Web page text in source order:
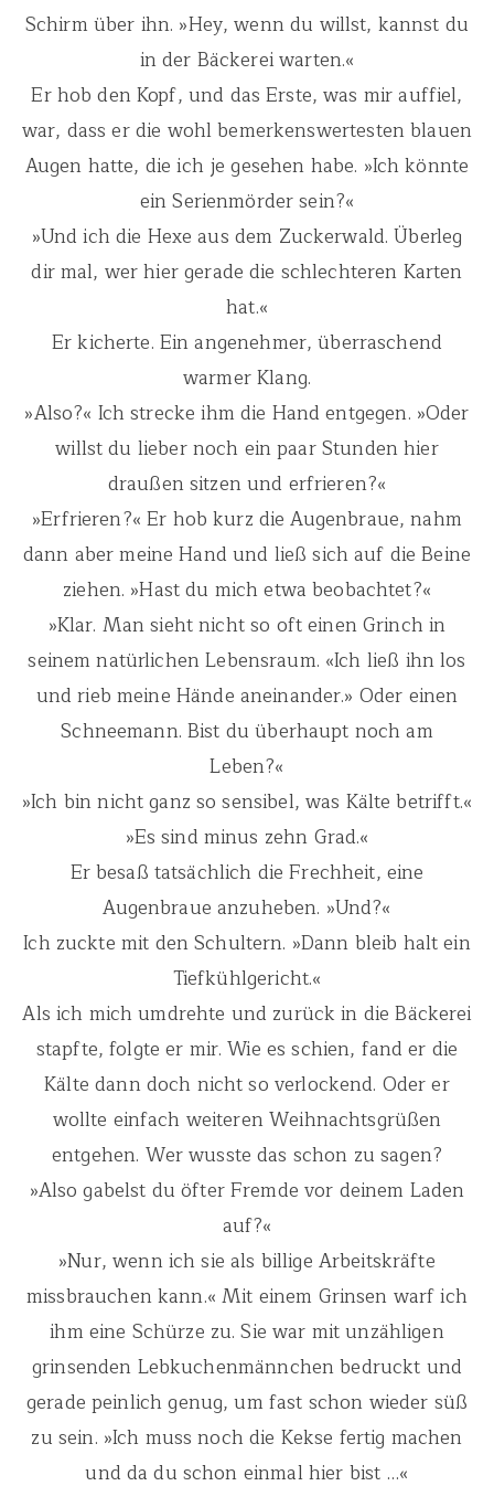
Schirm über ihn. »Hey, wenn du willst, kannst du
in der Bäckerei warten.«
Er hob den Kopf, und das Erste, was mir auffiel,
war, dass er die wohl bemerkenswertesten blauen
Augen hatte, die ich je gesehen habe. »Ich könnte
ein Serienmörder sein?«
»Und ich die Hexe aus dem Zuckerwald. Überleg
dir mal, wer hier gerade die schlechteren Karten
hat.«
Er kicherte. Ein angenehmer, überraschend
warmer Klang.
»Also?« Ich strecke ihm die Hand entgegen. »Oder
willst du lieber noch ein paar Stunden hier
draußen sitzen und erfrieren?«
»Erfrieren?« Er hob kurz die Augenbraue, nahm
dann aber meine Hand und ließ sich auf die Beine
ziehen. »Hast du mich etwa beobachtet?«
»Klar. Man sieht nicht so oft einen Grinch in
seinem natürlichen Lebensraum. «Ich ließ ihn los
und rieb meine Hände aneinander.» Oder einen
Schneemann. Bist du überhaupt noch am
Leben?«
»Ich bin nicht ganz so sensibel, was Kälte betrifft.«
»Es sind minus zehn Grad.«
Er besaß tatsächlich die Frechheit, eine
Augenbraue anzuheben. »Und?«
Ich zuckte mit den Schultern. »Dann bleib halt ein
Tiefkühlgericht.«
Als ich mich umdrehte und zurück in die Bäckerei
stapfte, folgte er mir. Wie es schien, fand er die
Kälte dann doch nicht so verlockend. Oder er
wollte einfach weiteren Weihnachtsgrüßen
entgehen. Wer wusste das schon zu sagen?
»Also gabelst du öfter Fremde vor deinem Laden
auf?«
»Nur, wenn ich sie als billige Arbeitskräfte
missbrauchen kann.« Mit einem Grinsen warf ich
ihm eine Schürze zu. Sie war mit unzähligen
grinsenden Lebkuchenmännchen bedruckt und
gerade peinlich genug, um fast schon wieder süß
zu sein. »Ich muss noch die Kekse fertig machen
und da du schon einmal hier bist …«